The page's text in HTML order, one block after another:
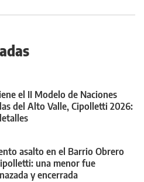
el II Modelo de Naciones
del Alto Valle, Cipolletti 2026:
asalto en el Barrio Obrero
una menor fue
y encerrada